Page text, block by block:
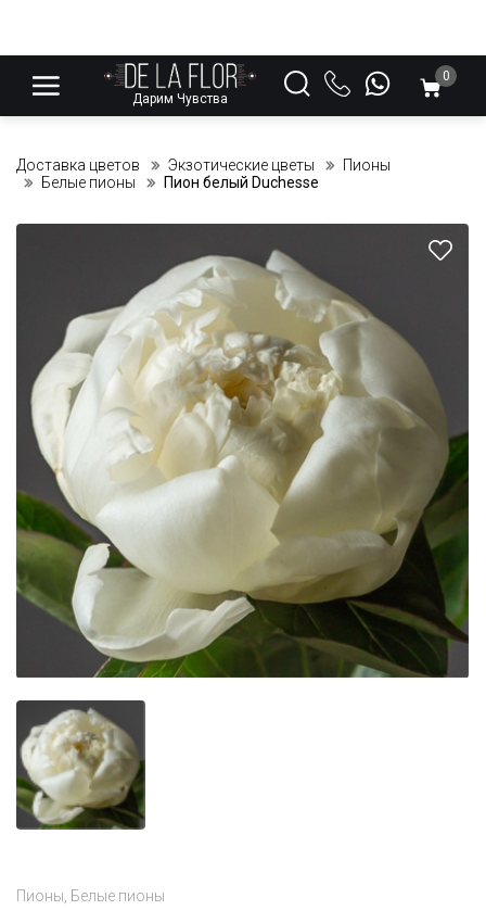
Дарим Чувства
0
Доставка цветов Экзотические цветы
Пионы
Белые пионы
Пион белый Duchesse
Пионы Белые пионы